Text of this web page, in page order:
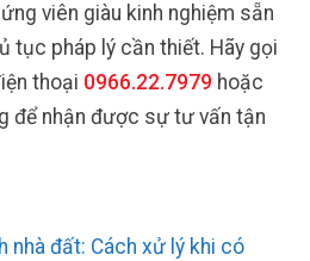
viên giàu kinh nghiệm sẵn
tục pháp lý cần thiết. Hãy gọi
thoại 0966.22.7979 hoặc
để nhận được sự tư vấn tận
nhà đất: Cách xử lý khi có